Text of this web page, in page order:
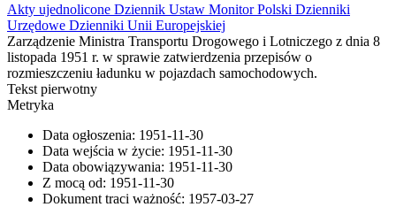
Akty ujednolicone Dziennik Ustaw Monitor Polski Dzienniki
Urzędowe Dzienniki Unii Europejskiej
Zarządzenie Ministra Transportu Drogowego i Lotniczego z dnia 8
listopada 1951 r. w sprawie zatwierdzenia przepisów o
rozmieszczeniu ładunku w pojazdach samochodowych.
Tekst pierwotny
Metryka
Data ogłoszenia: 1951-11-30
Data wejścia w życie: 1951-11-30
Data obowiązywania: 1951-11-30
Z mocą od: 1951-11-30
Dokument traci ważność: 1957-03-27